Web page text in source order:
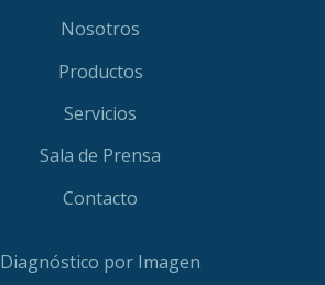
Nosotros
Productos
Servicios
Sala de Prensa
Contacto
Diagnóstico por Imagen